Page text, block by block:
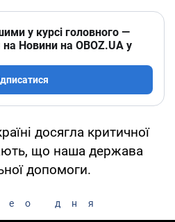
у курсі головного —
на Новини на OBOZ.UA у
досягла критичної
що наша держава
допомоги.
дня